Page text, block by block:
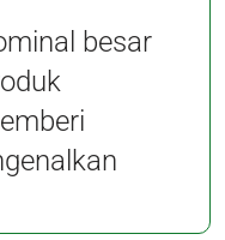
besar